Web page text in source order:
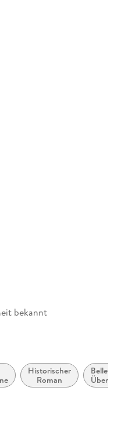
bekannt
Historischer
Roman